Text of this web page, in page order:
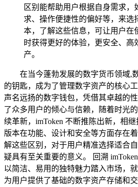
区别能帮助用户根据自身需求，
求、操作便捷性的偏好等，来选
本，了解这些信息，可让用户在
时获得更好的体验，更安全、高
产。
在当今蓬勃发展的数字货币领域,
的钥匙，成为了管理数字资产的核心
声名远扬的数字钱包，凭借其卓越的
了众多用户的倾心与信赖，随着时光
续革新，imToken 不断推陈出新，相
版本在功能、设计和安全等方面存在
解这些区别，对于用户精准选择适合
疑具有至关重要的意义。 回溯
以简洁、易用的独特魅力踏入市场，
为用户提供了基础的数字资产存储和